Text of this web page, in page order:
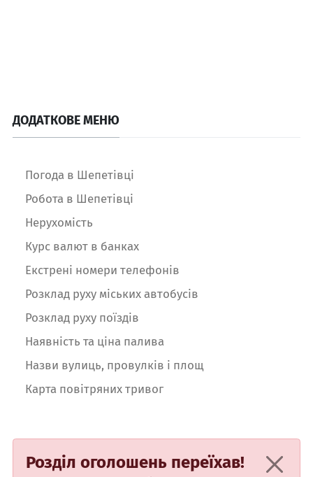
ДОДАТКОВЕ МЕНЮ
Погода в Шепетівці
Робота в Шепетівці
Нерухомість
Курс валют в банках
Екстрені номери телефонів
Розклад руху міських автобусів
Розклад руху поїздів
Наявність та ціна палива
Назви вулиць, провулків і площ
Карта повітряних тривог
Розділ оголошень переїхав!